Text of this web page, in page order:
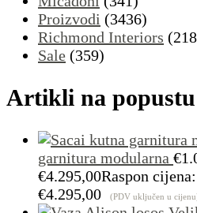
Proizvodi (3436)
Richmond Interiors
Sale (359)
Artikli na popustu
garnitura modularna €
€4.295,00Raspon
€4.295,00
(PDV uključen u